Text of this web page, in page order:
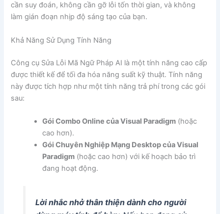
cần suy đoán, không cần gỡ lỗi tốn thời gian, và không
làm gián đoạn nhịp độ sáng tạo của bạn.
Khả Năng Sử Dụng Tính Năng
Công cụ Sửa Lỗi Mã Ngữ Pháp AI là một tính năng cao cấp
được thiết kế để tối đa hóa năng suất kỹ thuật. Tính năng
này được tích hợp như một tính năng trả phí trong các gói
sau:
Gói Combo Online của Visual Paradigm (hoặc
cao hơn).
Gói Chuyên Nghiệp Mạng Desktop của Visual
Paradigm (hoặc cao hơn) với kế hoạch bảo trì
đang hoạt động.
Lời nhắc nhở thân thiện dành cho người